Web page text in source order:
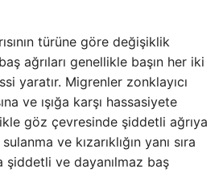
türüne göre değişiklik
ağrıları genellikle başın her iki
yaratır. Migrenler zonklayıcı
ve ışığa karşı hassasiyete
göz çevresinde şiddetli ağrıya
ve kızarıklığın yanı sıra
şiddetli ve dayanılmaz baş